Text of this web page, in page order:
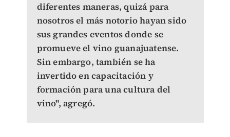
diferentes maneras, quizá para
nosotros el más notorio hayan sido
sus grandes eventos donde se
promueve el vino guanajuatense.
Sin embargo, también se ha
invertido en capacitación y
formación para una cultura del
vino", agregó.